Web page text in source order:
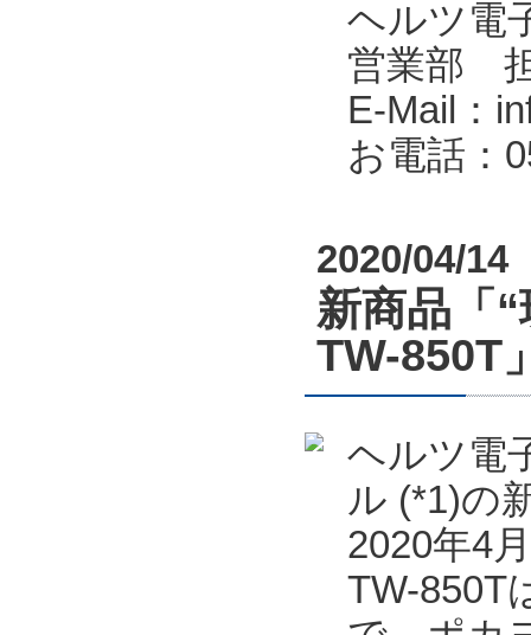
ヘルツ電
営業部
E-Mail：
お電話：
2020/04/14
新商品「
TW-850T
ヘルツ電
ル (*1)の
2020年4
TW-850T